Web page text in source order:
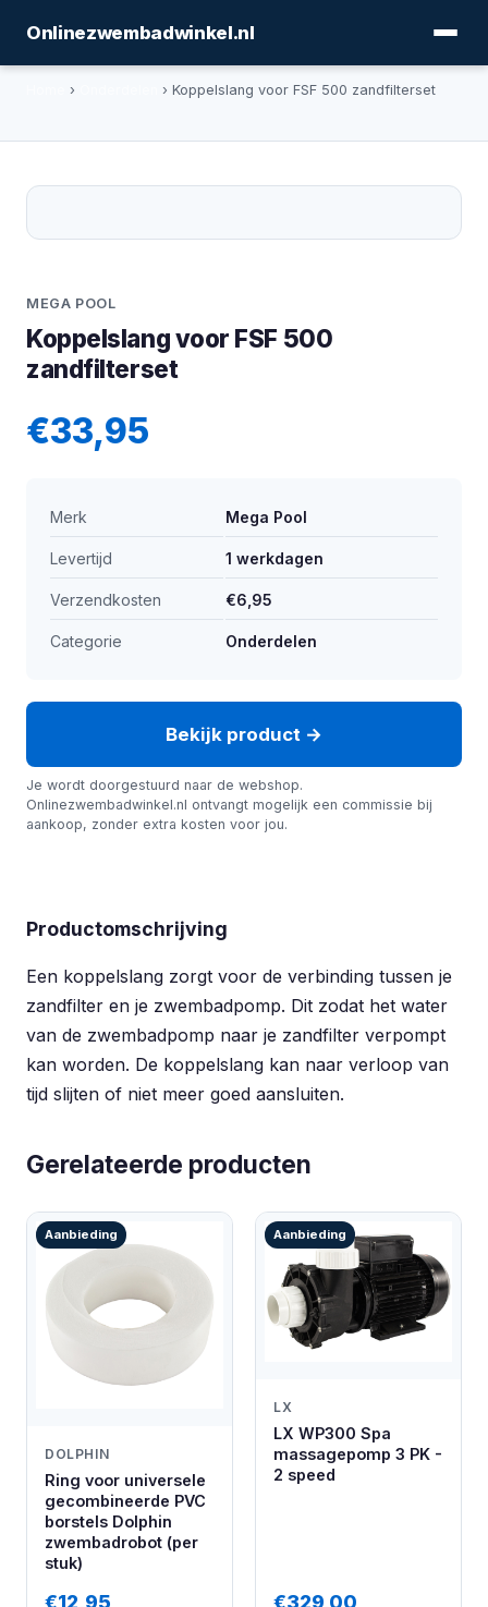
Onlinezwembadwinkel.nl
› › Koppelslang voor FSF 500 zandfilterset
MEGA POOL
Koppelslang voor FSF 500
zandfilterset
€33,95
Merk Mega Pool
Levertijd 1 werkdagen
Verzendkosten €6,95
Categorie Onderdelen
Bekijk product →
Je wordt doorgestuurd naar de webshop.
Onlinezwembadwinkel.nl ontvangt mogelijk een commissie bij
aankoop, zonder extra kosten voor jou.
Productomschrijving
Een koppelslang zorgt voor de verbinding tussen je
zandfilter en je zwembadpomp. Dit zodat het water
van de zwembadpomp naar je zandfilter verpompt
kan worden. De koppelslang kan naar verloop van
tijd slijten of niet meer goed aansluiten.
Gerelateerde producten
Aanbieding
DOLPHIN
Ring voor universele
gecombineerde PVC
borstels Dolphin
zwembadrobot (per
stuk)
€12,95
Aanbieding
LX
LX WP300 Spa
massagepomp 3 PK -
2 speed
€329,00